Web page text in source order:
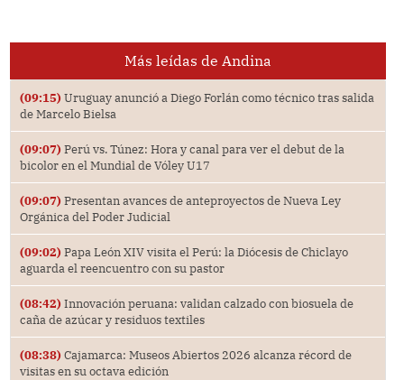
Más leídas de Andina
(09:15) Uruguay anunció a Diego Forlán como técnico tras salida
de Marcelo Bielsa
(09:07) Perú vs. Túnez: Hora y canal para ver el debut de la
bicolor en el Mundial de Vóley U17
(09:07) Presentan avances de anteproyectos de Nueva Ley
Orgánica del Poder Judicial
(09:02) Papa León XIV visita el Perú: la Diócesis de Chiclayo
aguarda el reencuentro con su pastor
(08:42) Innovación peruana: validan calzado con biosuela de
caña de azúcar y residuos textiles
(08:38) Cajamarca: Museos Abiertos 2026 alcanza récord de
visitas en su octava edición